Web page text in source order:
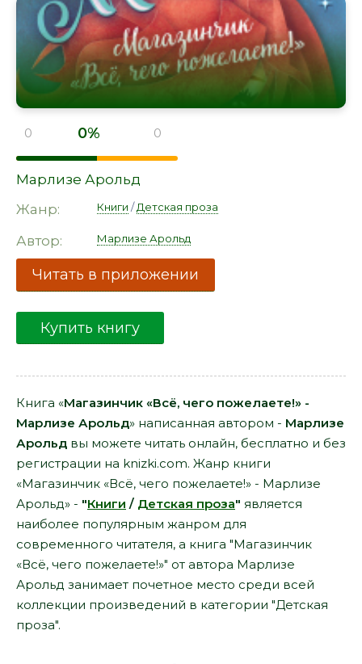
0 0% 0
Марлизе Арольд
Жанр:
Книги /Детская проза
Автор: Марлизе Арольд
Читать в приложении
Купить книгу
Книга «Магазинчик «Всё, чего пожелаете!» -
Марлизе Арольд» написанная автором - Марлизе
Арольд вы можете читать онлайн, бесплатно и без
регистрации на knizki.com. Жанр книги
«Магазинчик «Всё, чего пожелаете!» - Марлизе
Арольд» - "Книги / Детская проза" является
наиболее популярным жанром для
современного читателя, а книга "Магазинчик
«Всё, чего пожелаете!»" от автора Марлизе
Арольд занимает почетное место среди всей
коллекции произведений в категории "Детская
проза".